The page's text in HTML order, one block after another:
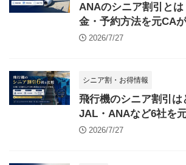
ANAのシニア割引と
金・予約方法を元CA
2026/7/27
シニア割・お得情報
飛行機のシニア割引は
JAL・ANAなど6社を
2026/7/27